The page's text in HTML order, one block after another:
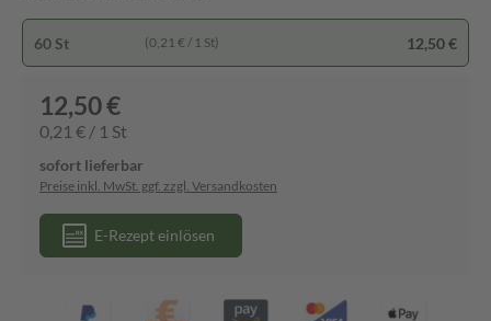
60 St (0,21 € / 1 St) 12,50 €
12,50 €
0,21 € / 1 St
sofort lieferbar
Preise inkl. MwSt. ggf. zzgl. Versandkosten
E-Rezept einlösen